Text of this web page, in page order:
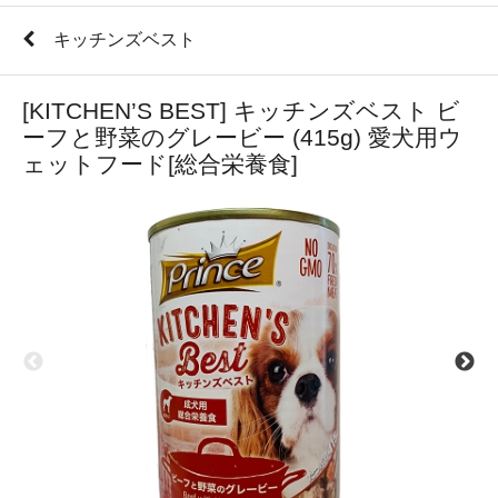
キッチンズベスト
[KITCHEN’S BEST] キッチンズベスト ビ
ーフと野菜のグレービー (415g) 愛犬用ウ
ェットフード[総合栄養食]